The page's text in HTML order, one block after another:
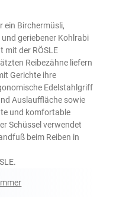
ein Birchermüsli,
geriebener Kohlrabi
mit der RÖSLE
Reibezähne liefern
Gerichte ihre
Edelstahlgriff
Auslauffläche sowie
und komfortable
Schüssel verwendet
beim Reiben in